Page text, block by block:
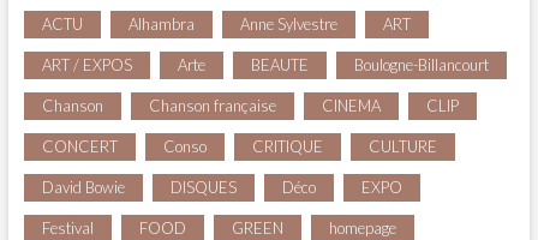
ACTU Alhambra Anne Sylvestre ART
ART / EXPOS Arte BEAUTE Boulogne-Billancourt
Chanson Chanson française CINEMA CLIP
CONCERT Conso CRITIQUE CULTURE
David Bowie DISQUES Déco EXPO
Festival FOOD GREEN homepage